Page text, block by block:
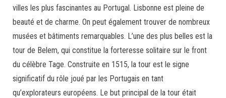
villes les plus fascinantes au Portugal. Lisbonne est pleine de
beauté et de charme. On peut également trouver de nombreux
musées et bâtiments remarquables. L’une des plus belles est la
tour de Belem, qui constitue la forteresse solitaire sur le front
du célèbre Tage. Construite en 1515, la tour est le signe
significatif du rôle joué par les Portugais en tant
qu’explorateurs européens. Le but principal de la tour était